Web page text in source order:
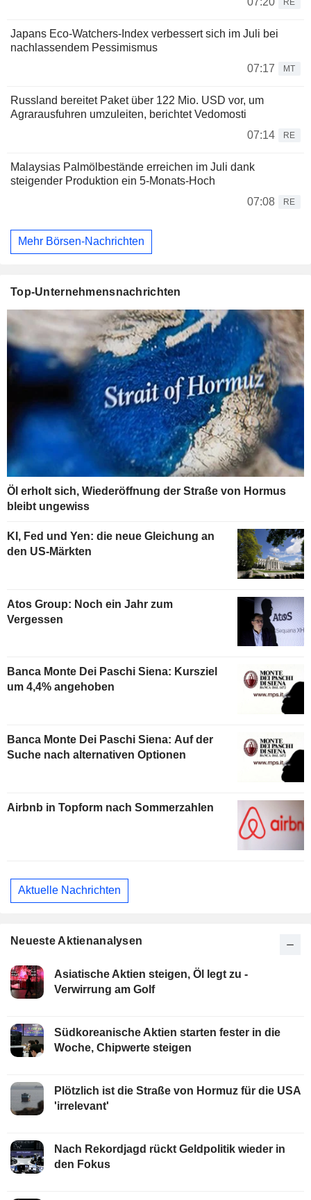
RE
Japans Eco-Watchers-Index verbessert sich im Juli bei
nachlassendem Pessimismus
07:17
MT
Russland bereitet Paket über 122 Mio. USD vor, um
Agrarausfuhren umzuleiten, berichtet Vedomosti
07:14
RE
Malaysias Palmölbestände erreichen im Juli dank
steigender Produktion ein 5-Monats-Hoch
07:08
RE
Mehr Börsen-Nachrichten
Top-Unternehmensnachrichten
Öl erholt sich, Wiederöffnung der Straße von Hormus
bleibt ungewiss
KI, Fed und Yen: die neue Gleichung an
den US-Märkten
Atos Group: Noch ein Jahr zum
Vergessen
Banca Monte Dei Paschi Siena: Kursziel
um 4,4% angehoben
Banca Monte Dei Paschi Siena: Auf der
Suche nach alternativen Optionen
Airbnb in Topform nach Sommerzahlen
Aktuelle Nachrichten
Neueste Aktienanalysen
Asiatische Aktien steigen, Öl legt zu -
Verwirrung am Golf
Südkoreanische Aktien starten fester in die
Woche, Chipwerte steigen
Plötzlich ist die Straße von Hormuz für die USA
'irrelevant'
Nach Rekordjagd rückt Geldpolitik wieder in
den Fokus